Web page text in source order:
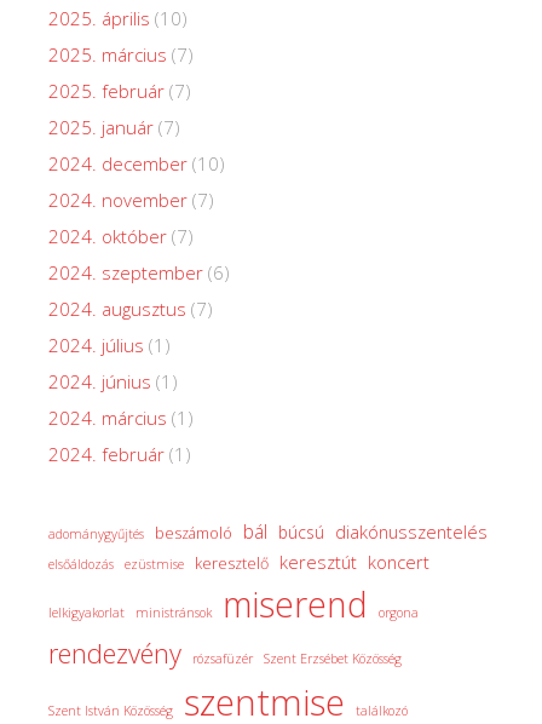
2025. április (10)
2025. március (7)
2025. február (7)
2025. január (7)
2024. december (10)
2024. november (7)
2024. október (7)
2024. szeptember (6)
2024. augusztus (7)
2024. július (1)
2024. június (1)
2024. március (1)
2024. február (1)
adománygyűjtés beszámoló bál búcsú diakónusszentelés
elsőáldozás ezüstmise keresztelő keresztút koncert
lelkigyakorlat ministránsok miserend orgona
rendezvény rózsafüzér Szent Erzsébet Közösség
Szent István Közösség szentmise találkozó